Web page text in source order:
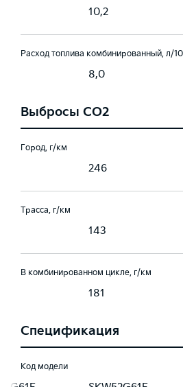
10,2
Расход топлива комбинированный, л/
8,0
Выбросы CO2
Город, г/км
246
Трасса, г/км
143
В комбинированном цикле, г/км
181
Спецификация
Код модели